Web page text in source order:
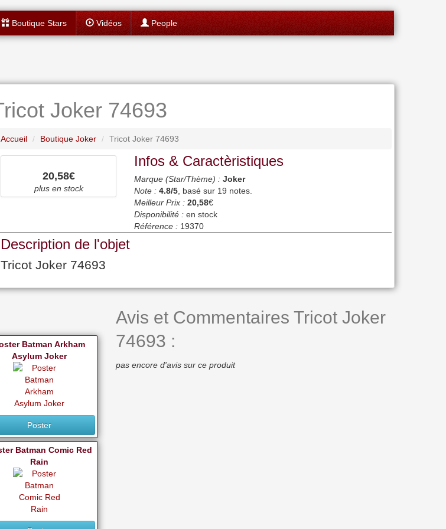
Boutique Stars Vidéos People
Joker 74693
Accueil Boutique Joker Tricot Joker 74693
20,58€
plus en stock
Infos & Caractèristiques
Marque (Star/Thème) : Joker
Note : 4.8/5, basé sur 19 notes.
Meilleur Prix : 20,58€
Disponibilité : en stock
Référence : 19370
Description de l'objet
Tricot Joker 74693
Batman Arkham
Asylum Joker
Poster
Batman Comic Red
Rain
Avis et Commentaires Tricot Joker
74693 :
pas encore d'avis sur ce produit